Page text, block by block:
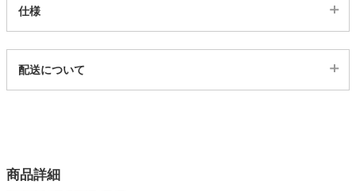
仕様
2200286
2色
配送について
商品詳細